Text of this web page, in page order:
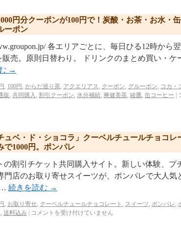
円分クーポンが100円で！炭酸・お茶・お水・
ーポン
各エリアごとに、毎日ひる12時から
売。原則日替わり。 ドリンクのまとめ買い・ケ
→
, 100円 , からだ巡り茶, アクエリアス, クーポン, グルーポン, コカ・
販 , 共同購入 , 割引クーポン, 水分補給, 爽健美茶, 綾鷹, 缶コーヒー
ュベ・ド・ショコラ」クーベルチュールチョコレ
で1000円。ポンパレ
の割引チケット共同購入サイト。新しい体験、プ
店のお取り寄せスイーツが、ポンパレで大人気
… 続きを読む →
, お取り寄せ, クーベルチュールチョコレート , スイーツ, ポンパレ,
, 送料込み コメントを受け付けていません